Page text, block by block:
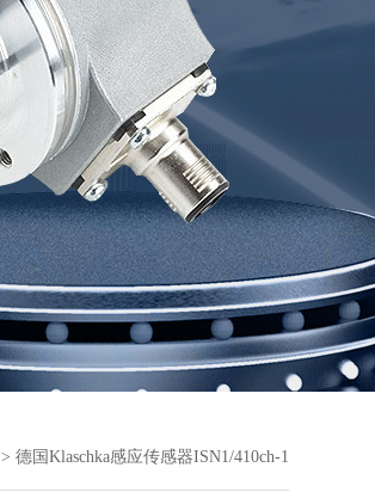
> 德国Klaschka感应传感器ISN1/410ch-1